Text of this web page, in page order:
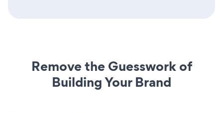
Remove the Guesswork of
Building Your Brand